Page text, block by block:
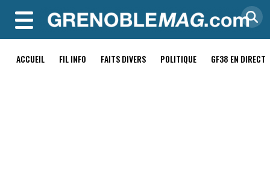
MENU
ACCUEIL FIL INFO FAITS DIVERS POLITIQUE GF38 EN DIRECT